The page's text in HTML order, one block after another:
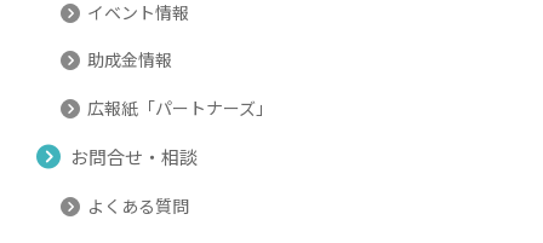
イベント情報
助成金情報
広報紙「パートナーズ」
お問合せ・相談
よくある質問